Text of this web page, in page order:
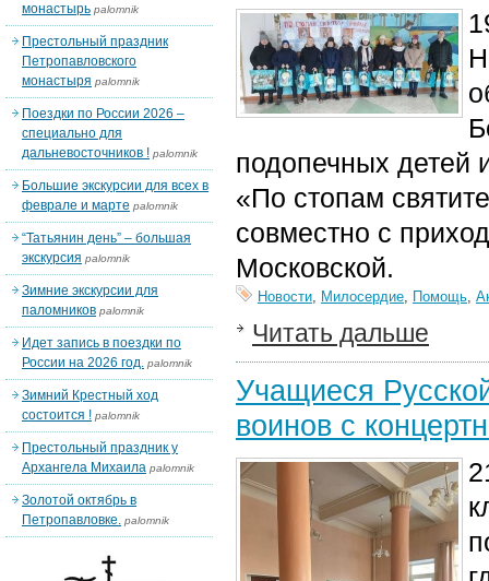
подопечных детей
«По стопам
совместно с
Московской.
Новости, Милосердие, Помощь,
Читать дальше
Учащиеся
воинов с
монастырь palomnik
Престольный праздник
Петропавловского
монастыря palomnik
Поездки по России 2026 –
специально для
дальневосточников ! palomnik
Большие экскурсии для всех в
феврале и марте palomnik
“Татьянин день” – большая
экскурсия palomnik
Зимние экскурсии для
паломников palomnik
Идет запись в поездки по
России на 2026 год. palomnik
Зимний Крестный ход
состоится ! palomnik
Престольный праздник у
Архангела Михаила palomnik
Золотой октябрь в
Петропавловке. palomnik